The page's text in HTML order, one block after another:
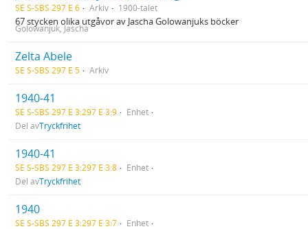
SE S-SBS 297 E 6 Arkiv 1900-talet
67 stycken olika utgåvor av Jascha Golowanjuks böcker
Golowanjuk, Jascha
Zelta Abele
SE S-SBS 297 E 5 Arkiv
1940-41
SE S-SBS 297 E 3:297 E 3:9
Enhet
Del avTryckfrihet
1940-41
SE S-SBS 297 E 3:297 E 3:8
Enhet
Del avTryckfrihet
1940
SE S-SBS 297 E 3:297 E 3:7
Enhet